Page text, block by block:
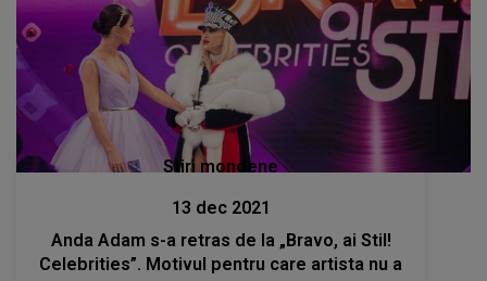
Stiri mondene
13 dec 2021
Anda Adam s-a retras de la „Bravo, ai Stil!
Celebrities”. Motivul pentru care artista nu a